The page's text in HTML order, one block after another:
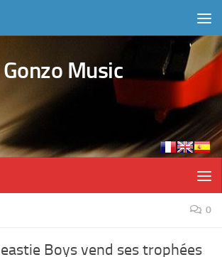
Gonzo Music
0
Boys vend ses trophées